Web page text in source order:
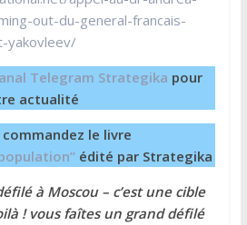
out-du-general-francais-
yakovleev/
Telegram Strategika pour
actualité
le livre
édité par Strategika
à Moscou – c’est une cible
! vous faîtes un grand défilé